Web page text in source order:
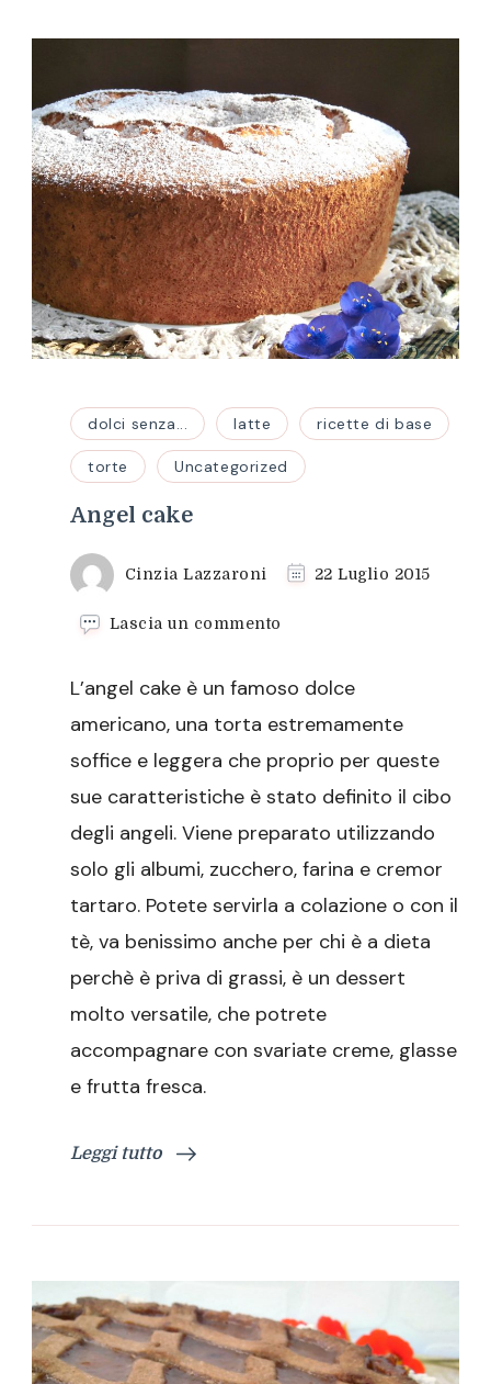
dolci senza... latte ricette di base
torte Uncategorized
Angel cake
Cinzia Lazzaroni 22 Luglio 2015
Lascia un commento
L’angel cake è un famoso dolce
americano, una torta estremamente
soffice e leggera che proprio per queste
sue caratteristiche è stato definito il cibo
degli angeli. Viene preparato utilizzando
solo gli albumi, zucchero, farina e cremor
tartaro. Potete servirla a colazione o con il
tè, va benissimo anche per chi è a dieta
perchè è priva di grassi, è un dessert
molto versatile, che potrete
accompagnare con svariate creme, glasse
e frutta fresca.
Leggi tutto